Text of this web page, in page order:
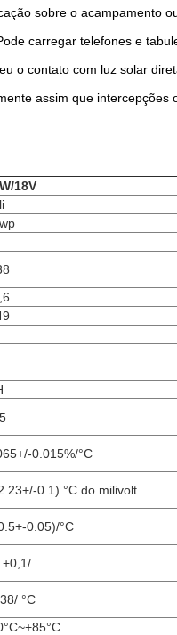
sobre o acampamento
carregar telefones e
o contato com luz solar
assim que intercepções
18V
0.015%/°C
0.1) °C do milivolt
0.05)/°C
+0,1/
°C